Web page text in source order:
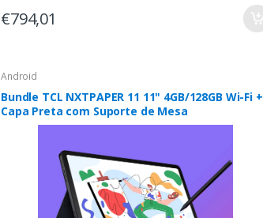
€794,01
Android
Bundle TCL NXTPAPER 11 11" 4GB/128GB Wi-Fi +
Capa Preta com Suporte de Mesa